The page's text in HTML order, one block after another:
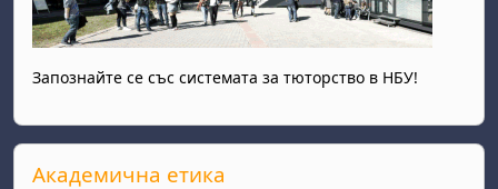
Запознайте се със системата за тюторство в НБУ!
Прескочи Академична етика
Академична етика